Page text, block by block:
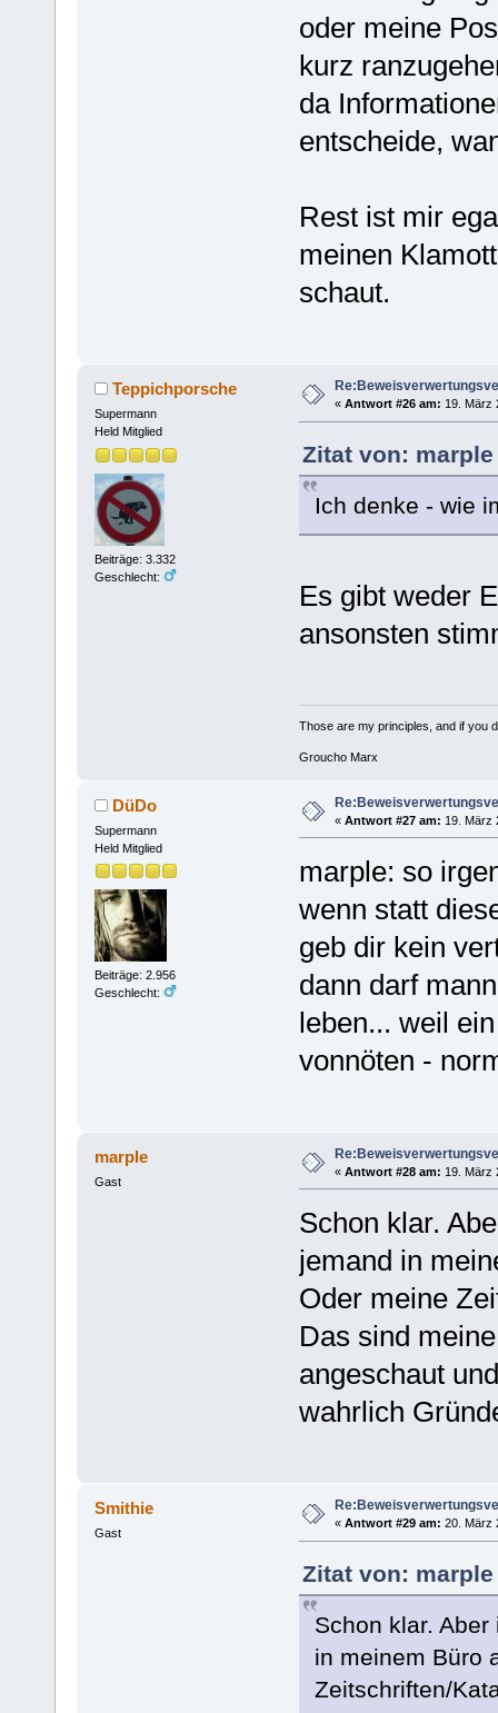
oder meine
kurz
da
entscheide,
Rest ist mir
meinen
schaut.
Teppichporsche
Supermann
Held Mitglied
Beiträge: 3.332
Geschlecht:
« Antwort #26 am: 19. März
Zitat von: marple
Ich denke - wie
Es gibt weder
ansonsten
Those are my principles, and if you
Groucho Marx
DüDo
Supermann
Held Mitglied
Beiträge: 2.956
Geschlecht:
« Antwort #27 am: 19. März
marple: so
wenn statt
geb dir kein
dann darf
leben... weil
vonnöten -
marple
Gast
« Antwort #28 am: 19. März
Schon klar.
jemand in
Oder meine
Das sind
angeschaut
wahrlich
Smithie
Gast
« Antwort #29 am: 20. März
Zitat von: marple
Schon klar.
in meinem Büro
Zeitschriften/